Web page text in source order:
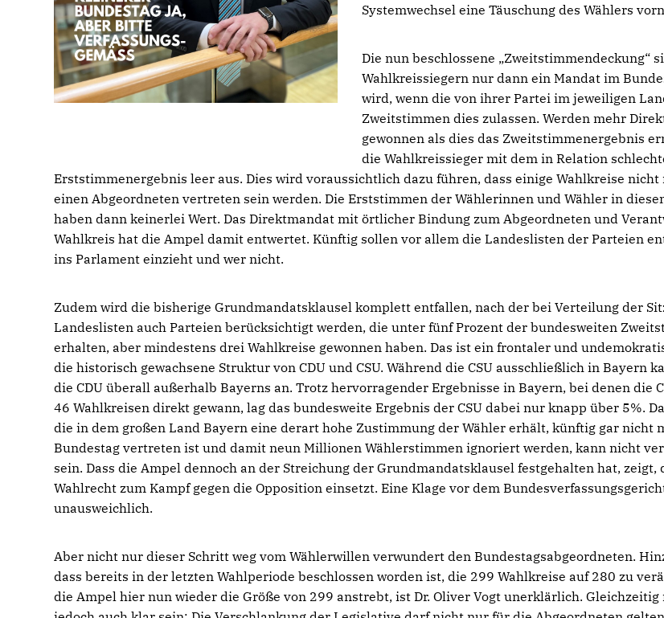
Systemwechsel eine Täuschung des Wählers
Die nun beschlossene „Zweitstimmendeckung“
Wahlkreissiegern nur dann ein Mandat im
wird, wenn die von ihrer Partei im jeweiligen
Zweitstimmen dies zulassen. Werden mehr
gewonnen als dies das Zweitstimmenergebnis
die Wahlkreissieger mit dem in Relation
Erststimmenergebnis leer aus. Dies wird voraussichtlich dazu führen, dass einige Wahlkreise
einen Abgeordneten vertreten sein werden. Die Erststimmen der Wählerinnen und Wähler in
haben dann keinerlei Wert. Das Direktmandat mit örtlicher Bindung zum Abgeordneten und
Wahlkreis hat die Ampel damit entwertet. Künftig sollen vor allem die Landeslisten der Parteien
ins Parlament einzieht und wer nicht.
Zudem wird die bisherige Grundmandatsklausel komplett entfallen, nach der bei Verteilung der
Landeslisten auch Parteien berücksichtigt werden, die unter fünf Prozent der bundesweiten
erhalten, aber mindestens drei Wahlkreise gewonnen haben. Das ist ein frontaler und
die historisch gewachsene Struktur von CDU und CSU. Während die CSU ausschließlich in Bayern
die CDU überall außerhalb Bayerns an. Trotz hervorragender Ergebnisse in Bayern, bei denen die
46 Wahlkreisen direkt gewann, lag das bundesweite Ergebnis der CSU dabei nur knapp über 5%.
die in dem großen Land Bayern eine derart hohe Zustimmung der Wähler erhält, künftig gar nicht
Bundestag vertreten ist und damit neun Millionen Wählerstimmen ignoriert werden, kann nicht
sein. Dass die Ampel dennoch an der Streichung der Grundmandatsklausel festgehalten hat, zeigt,
Wahlrecht zum Kampf gegen die Opposition einsetzt. Eine Klage vor dem
unausweichlich.
Aber nicht nur dieser Schritt weg vom Wählerwillen verwundert den Bundestagsabgeordneten.
dass bereits in der letzten Wahlperiode beschlossen worden ist, die 299 Wahlkreise auf 280 zu
die Ampel hier nun wieder die Größe von 299 anstrebt, ist Dr. Oliver Vogt unerklärlich. Gleichzeitig